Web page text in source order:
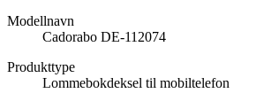
Modellnavn
Cadorabo DE-112074
Produkttype
Lommebokdeksel til mobiltelefon